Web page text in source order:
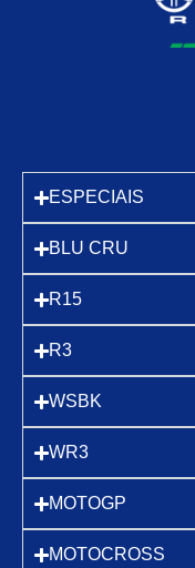
ESPECIAIS
BLU CRU
R15
R3
WSBK
WR3
MOTOGP
MOTOCROSS